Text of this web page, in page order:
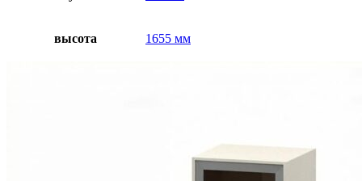
высота 1655 мм